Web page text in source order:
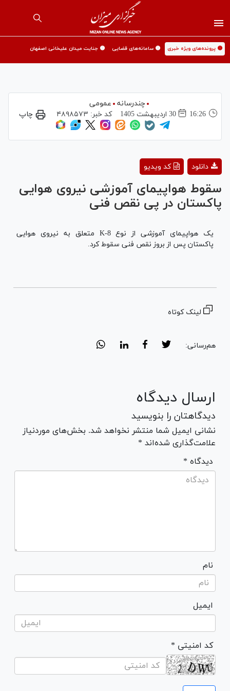
🟡 پرونده‌های ویژه خبری 🟡 سامانه‌های قضایی 🟡 جنایت میدان علیخانی اصفهان
چندرسانه
عمومی
16:26
30 ارديبهشت 1405 کد خبر: ۴۸۹۸۵۷۳ چاپ
Video
کد ویدیو دانلود
سقوط هواپیمای آموزشی نیروی هوایی
پاکستان در پی نقص فنی
یک هواپیمای آموزشی از نوع K-8 متعلق به نیروی هوایی
پاکستان پس از بروز نقص فنی سقوط کرد.
لینک کوتاه
هم‌رسانی:
ارسال دیدگاه
دیدگاهتان را بنویسید
نشانی ایمیل شما منتشر نخواهد شد. بخش‌های موردنیاز
علامت‌گذاری شده‌اند *
* دیدگاه
نام
ایمیل
* کد امنیتی